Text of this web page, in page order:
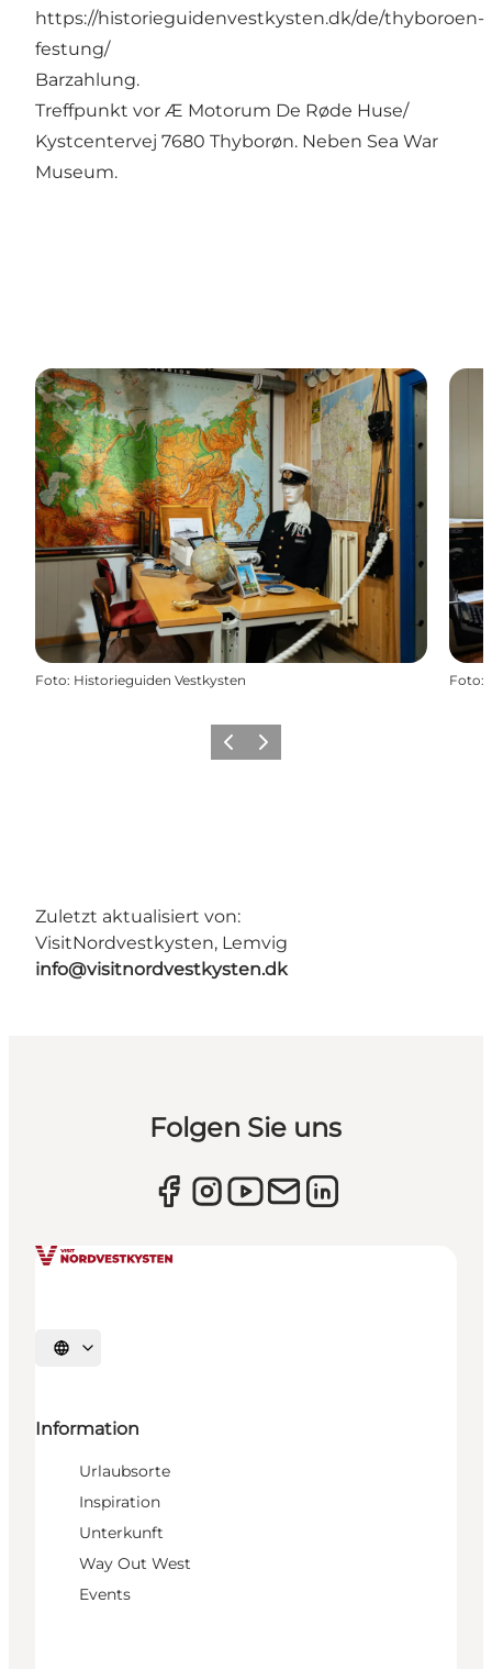
https://historieguidenvestkysten.dk/de/thyboroen-
festung/
Barzahlung.
Treffpunkt vor Æ Motorum De Røde Huse/
Kystcentervej 7680 Thyborøn. Neben Sea War
Museum.
Foto: Historieguiden Vestkysten Foto:
ZurückWeiter
Zuletzt aktualisiert von:
VisitNordvestkysten, Lemvig
info@visitnordvestkysten.dk
Folgen Sie uns
Sprache auswählen
Information
Urlaubsorte
Inspiration
Unterkunft
Way Out West
Events